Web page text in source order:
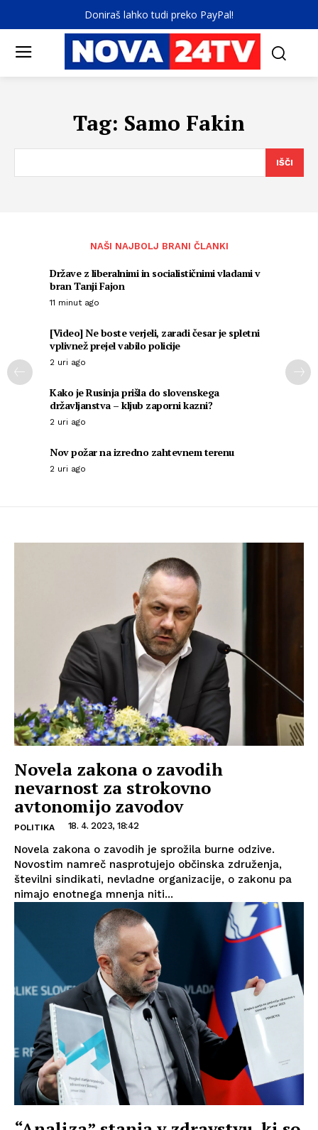
Doniraš lahko tudi preko PayPal!
Tag: Samo Fakin
IŠČI
NAŠI NAJBOLJ BRANI ČLANKI
Države z liberalnimi in socialističnimi vladami v
bran Tanji Fajon
11 minut ago
[Video] Ne boste verjeli, zaradi česar je spletni
vplivnež prejel vabilo policije
2 uri ago
Kako je Rusinja prišla do slovenskega
državljanstva – kljub zaporni kazni?
2 uri ago
Nov požar na izredno zahtevnem terenu
2 uri ago
Novela zakona o zavodih
nevarnost za strokovno
avtonomijo zavodov
POLITIKA 18. 4. 2023, 18:42
Novela zakona o zavodih je sprožila burne odzive.
Novostim namreč nasprotujejo občinska združenja,
številni sindikati, nevladne organizacije, o zakonu pa
nimajo enotnega mnenja niti...